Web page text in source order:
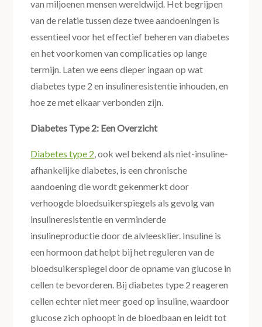
van miljoenen mensen wereldwijd. Het begrijpen
van de relatie tussen deze twee aandoeningen is
essentieel voor het effectief beheren van diabetes
en het voorkomen van complicaties op lange
termijn. Laten we eens dieper ingaan op wat
diabetes type 2 en insulineresistentie inhouden, en
hoe ze met elkaar verbonden zijn.
Diabetes Type 2: Een Overzicht
Diabetes type 2 , ook wel bekend als niet-insuline-
afhankelijke diabetes, is een chronische
aandoening die wordt gekenmerkt door
verhoogde bloedsuikerspiegels als gevolg van
insulineresistentie en verminderde
insulineproductie door de alvleesklier. Insuline is
een hormoon dat helpt bij het reguleren van de
bloedsuikerspiegel door de opname van glucose in
cellen te bevorderen. Bij diabetes type 2 reageren
cellen echter niet meer goed op insuline, waardoor
glucose zich ophoopt in de bloedbaan en leidt tot